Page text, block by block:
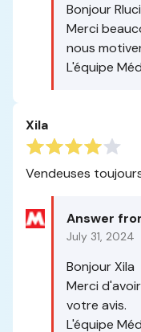
Bonjour
Merci
nous
L'équipe
Xila
Vendeuses
Answer
July 31, 2024
Bonjour Xila
Merci
votre avis.
L'équipe